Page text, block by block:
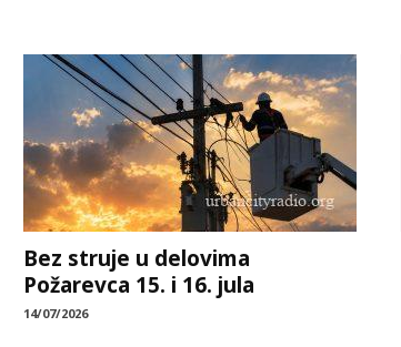
Bez struje u delovima
Požarevca 15. i 16. jula
14/07/2026